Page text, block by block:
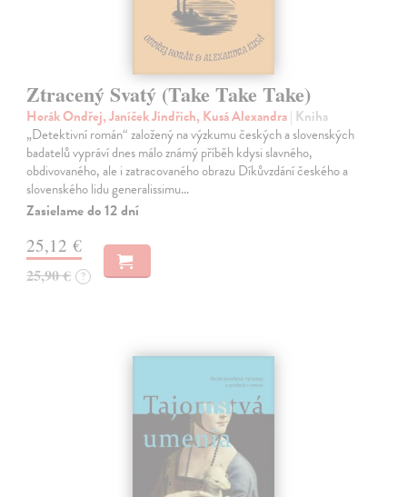
Ztracený Svatý (Take Take Take)
Horák Ondřej, Janíček Jindřich, Kusá Alexandra| Kniha
„Detektivní román“ založený na výzkumu českých a slovenských
badatelů vypráví dnes málo známý příběh kdysi slavného,
obdivovaného, ale i zatracovaného obrazu Díkůvzdání českého a
slovenského lidu generalissimu…
Zasielame do 12 dní
25,12 €
25,90 € ?